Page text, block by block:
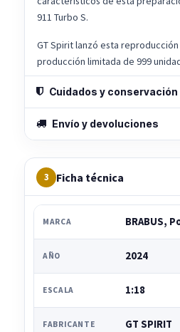
911 Turbo S.
GT Spirit lanzó esta reproducción
producción limitada de 999
Cuidados y conservación
Envío y devoluciones
3 Ficha técnica
MARCA BRABUS,
AÑO 2024
ESCALA 1:18
FABRICANTE GT SPIRIT